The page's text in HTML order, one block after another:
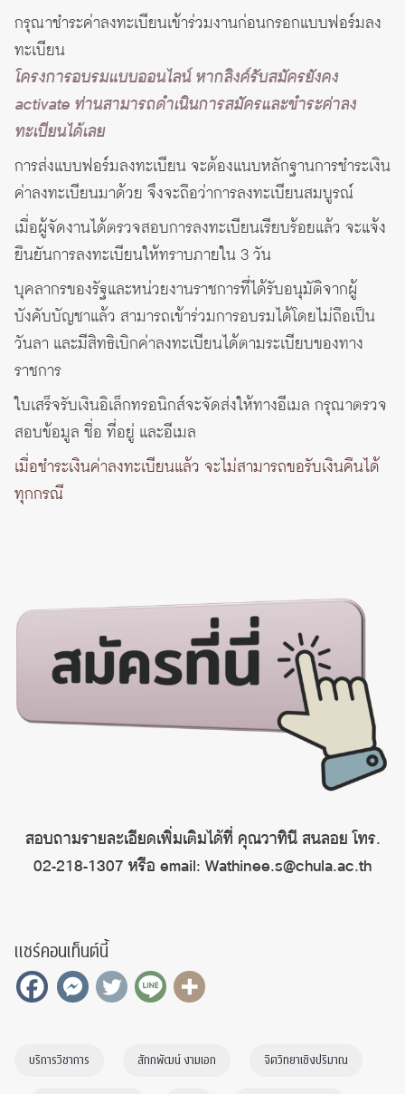
กรุณาชำระค่าลงทะเบียนเข้าร่วมงานก่อนกรอกแบบฟอร์มลง
ทะเบียน
โครงการอบรมแบบออนไลน์ หากลิงค์รับสมัครยังคง
activate ท่านสามารถดำเนินการสมัครและชำระค่าลง
ทะเบียนได้เลย
การส่งแบบฟอร์มลงทะเบียน จะต้องแนบหลักฐานการชำระเงิน
ค่าลงทะเบียนมาด้วย จึงจะถือว่าการลงทะเบียนสมบูรณ์
เมื่อผู้จัดงานได้ตรวจสอบการลงทะเบียนเรียบร้อยแล้ว จะแจ้ง
ยืนยันการลงทะเบียนให้ทราบภายใน 3 วัน
บุคลากรของรัฐและหน่วยงานราชการที่ได้รับอนุมัติจากผู้
บังคับบัญชาแล้ว สามารถเข้าร่วมการอบรมได้โดยไม่ถือเป็น
วันลา และมีสิทธิเบิกค่าลงทะเบียนได้ตามระเบียบของทาง
ราชการ
ใบเสร็จรับเงินอิเล็กทรอนิกส์จะจัดส่งให้ทางอีเมล กรุณาตรวจ
สอบข้อมูล ชื่อ ที่อยู่ และอีเมล
เมื่อชำระเงินค่าลงทะเบียนแล้ว จะไม่สามารถขอรับเงินคืนได้
ทุกกรณี
สอบถามรายละเอียดเพิ่มเติมได้ที่ คุณวาทินี สนลอย โทร.
02-218-1307 หรือ email: Wathinee.s@chula.ac.th
แชร์คอนเท็นต์นี้
บริการวิชาการ สักกพัฒน์ งามเอก จิตวิทยาเชิงปริมาณ